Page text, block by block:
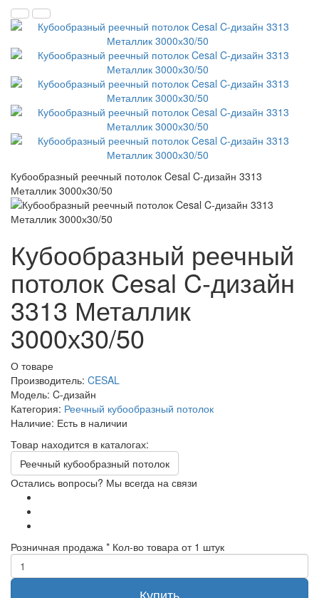
Кубообразный реечный потолок Cesal C-дизайн 3313
Металлик 3000х30/50
Кубообразный реечный
потолок Cesal C-дизайн
3313 Металлик
3000х30/50
О товаре
Производитель: CESAL
Модель: C-дизайн
Категория: Реечный кубообразный потолок
Наличие: Есть в наличии
Товар находится в каталогах:
Реечный кубообразный потолок
Остались вопросы? Мы всегда на связи
Розничная продажа * Кол-во товара от 1 штук
Купить